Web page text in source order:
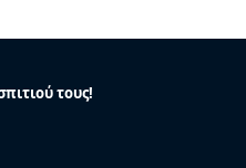
τους!